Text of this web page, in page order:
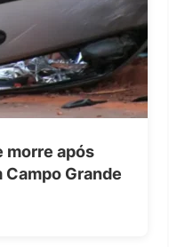
morre após
Grande